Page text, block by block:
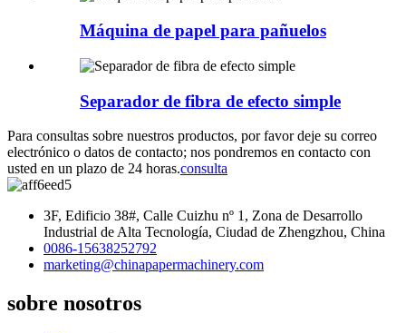
Máquina de papel para pañuelos
Separador de fibra de efecto simple
Para consultas sobre nuestros productos, por favor deje su correo
electrónico o datos de contacto; nos pondremos en contacto con
usted en un plazo de 24 horas.consulta
3F, Edificio 38#, Calle Cuizhu nº 1, Zona de Desarrollo
Industrial de Alta Tecnología, Ciudad de Zhengzhou, China
0086-15638252792
marketing@chinapapermachinery.com
sobre nosotros